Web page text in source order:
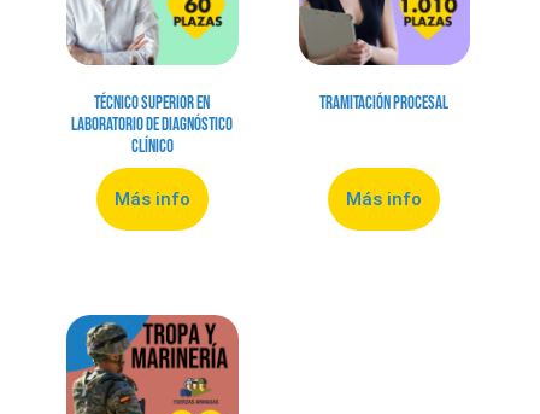
Técnico Superior en
Laboratorio de Diagnóstico
Clínico
Más info
Tramitación Procesal
Más info